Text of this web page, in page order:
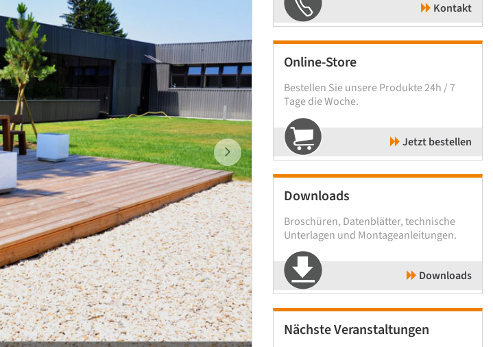
Kontakt
Online-Store
Bestellen Sie unsere Produkte 24h / 7
Tage die Woche.
Jetzt bestellen
Downloads
Broschüren, Datenblätter, technische
Unterlagen und Montageanleitungen.
Downloads
Nächste Veranstaltungen